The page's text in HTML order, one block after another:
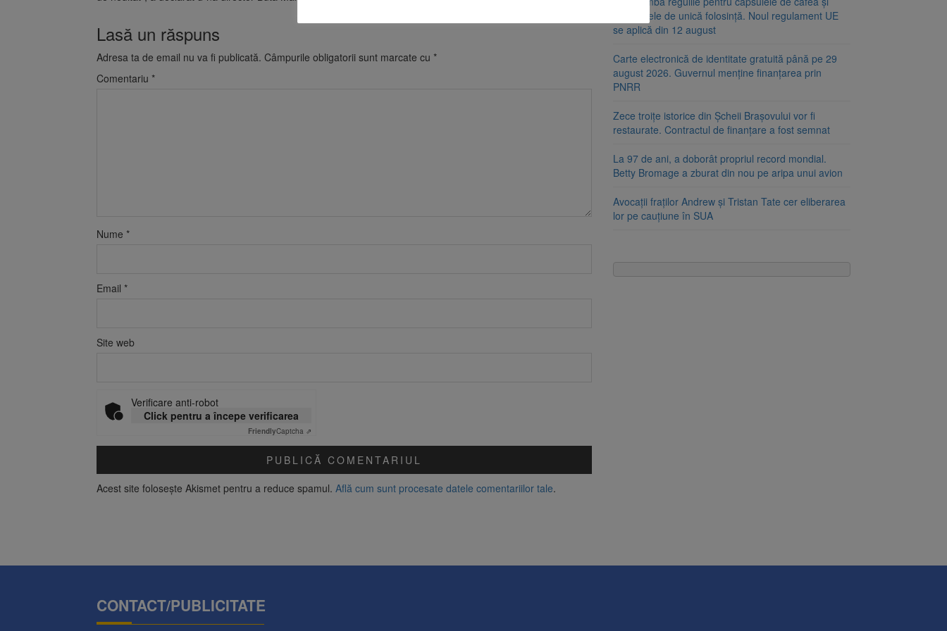
Lasă un răspuns
Adresa ta de email nu va fi publicată. Câmpurile obligatorii sunt marcate cu *
Comentariu *
Nume *
Email *
Site web
Verificare anti-robot
Click pentru a începe verificarea
FriendlyCaptcha ⇗
Acest site folosește Akismet pentru a reduce spamul. Află cum sunt procesate datele comentariilor tale.
ambalajele de unică folosință. Noul regulament UE
se aplică din 12 august
Carte electronică de identitate gratuită până pe 29
august 2026. Guvernul menține finanțarea prin
PNRR
Zece troițe istorice din Șcheii Brașovului vor fi
restaurate. Contractul de finanțare a fost semnat
La 97 de ani, a doborât propriul record mondial.
Betty Bromage a zburat din nou pe aripa unui avion
Avocații fraților Andrew și Tristan Tate cer eliberarea
lor pe cauțiune în SUA
CONTACT/PUBLICITATE